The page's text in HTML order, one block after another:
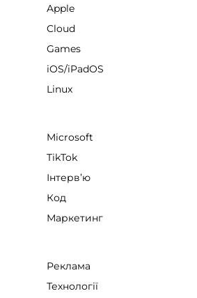
Apple
Cloud
Games
iOS/iPadOS
Linux
Microsoft
TikTok
Інтервʼю
Код
Маркетинг
Реклама
Технології